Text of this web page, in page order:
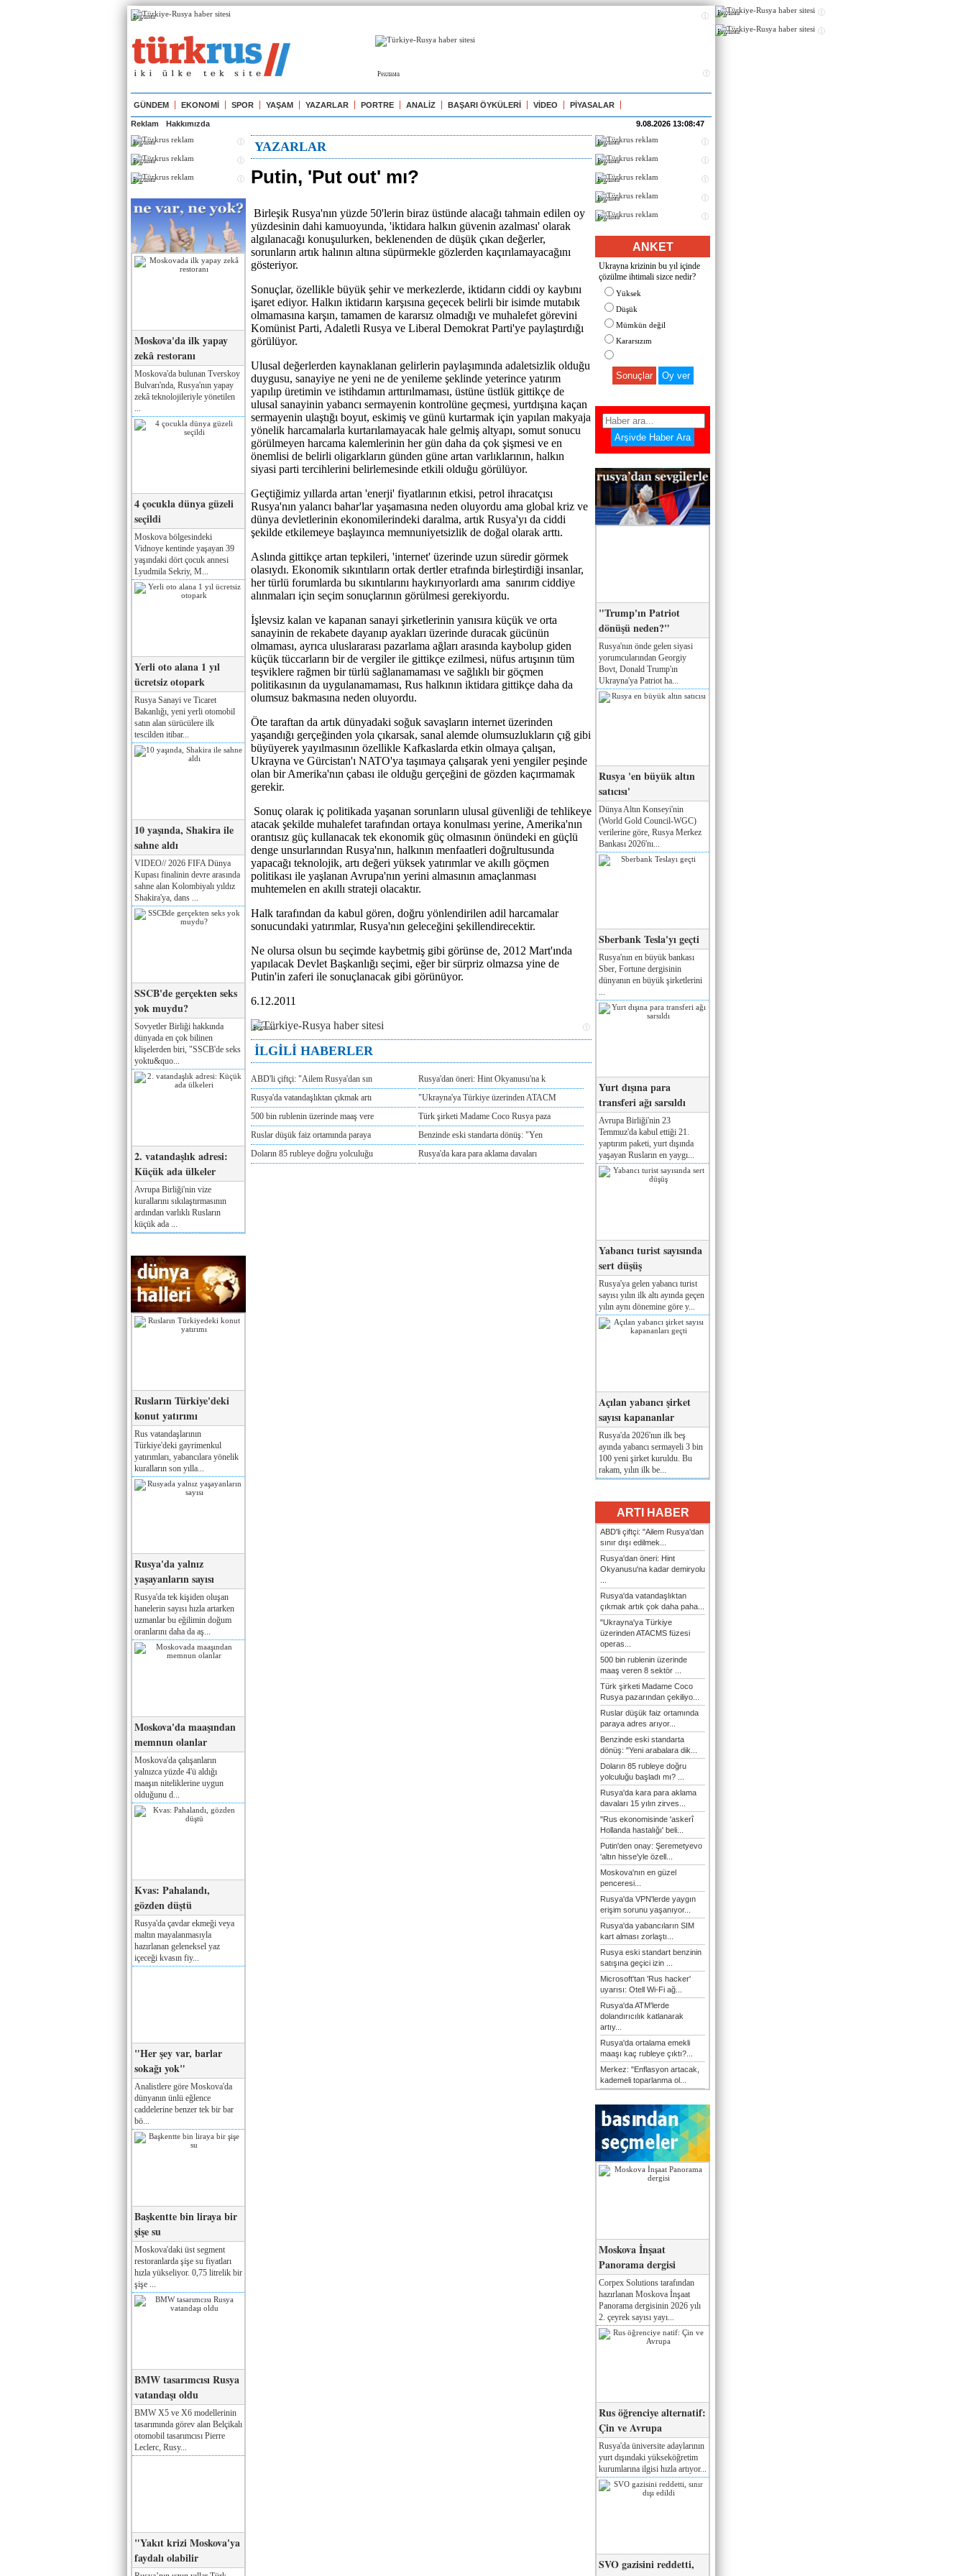
Реклама
Реклама
GÜNDEM EKONOMİ SPOR YAŞAM YAZARLAR PORTRE ANALİZ BAŞARI ÖYKÜLERİ VİDEO PİYASALAR
Reklam Hakkımızda 9.08.2026 13:08:47
Реклама
Реклама
Реклама
Moskova'da ilk yapay
zekâ restoranı
Moskova'da bulunan Tverskoy
Bulvarı'nda, Rusya'nın yapay
zekâ teknolojileriyle yönetilen
4 çocukla dünya güzeli
seçildi
Moskova bölgesindeki
Vidnoye kentinde yaşayan 39
yaşındaki dört çocuk annesi
Lyudmila Sekriy, M...
Yerli oto alana 1 yıl
ücretsiz otopark
Rusya Sanayi ve Ticaret
Bakanlığı, yeni yerli otomobil
satın alan sürücülere ilk
tescilden itibar...
10 yaşında, Shakira ile
sahne aldı
VIDEO// 2026 FIFA Dünya
Kupası finalinin devre arasında
sahne alan Kolombiyalı yıldız
Shakira'ya, dans ...
SSCB'de gerçekten seks
yok muydu?
Sovyetler Birliği hakkında
dünyada en çok bilinen
klişelerden biri, "SSCB'de seks
yoktu&quo...
2. vatandaşlık adresi:
Küçük ada ülkeler
Avrupa Birliği'nin vize
kurallarını sıkılaştırmasının
ardından varlıklı Rusların
küçük ada ...
Rusların Türkiye'deki
konut yatırımı
Rus vatandaşlarının
Türkiye'deki gayrimenkul
yatırımları, yabancılara yönelik
kuralların son yılla...
Rusya'da yalnız
yaşayanların sayısı
Rusya'da tek kişiden oluşan
hanelerin sayısı hızla artarken
uzmanlar bu eğilimin doğum
oranlarını daha da aş...
Moskova'da maaşından
memnun olanlar
Moskova'da çalışanların
yalnızca yüzde 4'ü aldığı
maaşın niteliklerine uygun
olduğunu d...
Kvas: Pahalandı,
gözden düştü
Rusya'da çavdar ekmeği veya
maltın mayalanmasıyla
hazırlanan geleneksel yaz
içeceği kvasın fiy...
"Her şey var, barlar
sokağı yok"
Analistlere göre Moskova'da
dünyanın ünlü eğlence
caddelerine benzer tek bir bar
bö...
Başkentte bin liraya bir
şişe su
Moskova'daki üst segment
restoranlarda şişe su fiyatları
hızla yükseliyor. 0,75 litrelik bir
şişe ...
BMW tasarımcısı Rusya
vatandaşı oldu
BMW X5 ve X6 modellerinin
tasarımında görev alan Belçikalı
otomobil tasarımcısı Pierre
Leclerc, Rusy...
"Yakıt krizi Moskova'ya
faydalı olabilir
YAZARLAR
Putin, 'Put out' mı?
Birleşik Rusya'nın yüzde 50'lerin biraz üstünde alacağı tahmain edilen oy
yüzdesinin dahi kamuoyunda, 'iktidara halkın güvenin azalması' olarak
algılanacağı konuşulurken, beklenenden de düşük çıkan değerler,
sorunların artık halının altına süpürmekle gözlerden kaçırılamayacağını
gösteriyor.
Sonuçlar, özellikle büyük şehir ve merkezlerde, iktidarın ciddi oy kaybını
işaret ediyor. Halkın iktidarın karşısına geçecek belirli bir isimde mutabık
olmamasına karşın, tamamen de kararsız olmadığı ve muhalefet görevini
Komünist Parti, Adaletli Rusya ve Liberal Demokrat Parti'ye paylaştırdığı
görülüyor.
Ulusal değerlerden kaynaklanan gelirlerin paylaşımında adaletsizlik olduğu
duygusu, sanayiye ne yeni ne de yenileme şeklinde yeterince yatırım
yapılıp üretimin ve istihdamın arttırılmaması, üstüne üstlük gittikçe de
ulusal sanayinin yabancı sermayenin kontrolüne geçmesi, yurtdışına kaçan
sermayenin ulaştığı boyut, eskimiş ve günü kurtarmak için yapılan makyaja
yönelik harcamalarla kurtarılamayacak hale gelmiş altyapı, somut sonucu
görülmeyen harcama kalemlerinin her gün daha da çok şişmesi ve en
önemlisi de belirli oligarkların günden güne artan varlıklarının, halkın
siyasi parti tercihlerini belirlemesinde etkili olduğu görülüyor.
Geçtiğimiz yıllarda artan 'enerji' fiyatlarının etkisi, petrol ihracatçısı
Rusya'nın yalancı bahar'lar yaşamasına neden oluyordu ama global kriz ve
dünya devletlerinin ekonomilerindeki daralma, artık Rusya'yı da ciddi
şekilde etkilemeye başlayınca memnuniyetsizlik de doğal olarak arttı.
Aslında gittikçe artan tepkileri, 'internet' üzerinde uzun süredir görmek
olasıydı. Ekonomik sıkıntıların ortak dertler etrafında birleştirdiği insanlar,
her türlü forumlarda bu sıkıntılarını haykırıyorlardı ama sanırım ciddiye
alınmaları için seçim sonuçlarının görülmesi gerekiyordu.
İşlevsiz kalan ve kapanan sanayi şirketlerinin yanısıra küçük ve orta
sanayinin de rekabete dayanıp ayakları üzerinde duracak gücünün
olmaması, ayrıca uluslararası pazarlama ağları arasında kaybolup giden
küçük tüccarların bir de vergiler ile gittikçe ezilmesi, nüfus artışının tüm
teşviklere rağmen bir türlü sağlanamaması ve sağlıklı bir göçmen
politikasının da uygulanamaması, Rus halkının iktidara gittikçe daha da
olumsuz bakmasına neden oluyordu.
Öte taraftan da artık dünyadaki soğuk savaşların internet üzerinden
yaşandığı gerçeğinden yola çıkarsak, sanal alemde olumsuzlukların çığ gibi
büyüyerek yayılmasının özellikle Kafkaslarda etkin olmaya çalışan,
Ukrayna ve Gürcistan'ı NATO'ya taşımaya çalışarak yeni yengiler peşinde
olan bir Amerika'nın çabası ile olduğu gerçeğini de gözden kaçırmamak
gerekir.
Sonuç olarak iç politikada yaşanan sorunların ulusal güvenliği de tehlikeye
atacak şekilde muhalefet tarafından ortaya konulması yerine, Amerika'nın
orantısız güç kullanacak tek ekonomik güç olmasının önündeki en güçlü
denge unsurlarından Rusya'nın, halkının menfaatleri doğrultusunda
yapacağı teknolojik, artı değeri yüksek yatırımlar ve akıllı göçmen
politikası ile yaşlanan Avrupa'nın yerini almasının amaçlanması
muhtemelen en akıllı strateji olacaktır.
Halk tarafından da kabul gören, doğru yönlendirilen adil harcamalar
sonucundaki yatırımlar, Rusya'nın geleceğini şekillendirecektir.
Ne olursa olsun bu seçimde kaybetmiş gibi görünse de, 2012 Mart'ında
yapılacak Devlet Başkanlığı seçimi, eğer bir sürpriz olmazsa yine de
Putin'in zaferi ile sonuçlanacak gibi görünüyor.
6.12.2011
Реклама
İLGİLİ HABERLER
ABD'li çiftçi: "Ailem Rusya'dan sın
Rusya'dan öneri: Hint Okyanusu'na k
Rusya'da vatandaşlıktan çıkmak artı
"Ukrayna'ya Türkiye üzerinden ATACM
500 bin rublenin üzerinde maaş vere
Türk şirketi Madame Coco Rusya paza
Ruslar düşük faiz ortamında paraya
Benzinde eski standarta dönüş: "Yen
Doların 85 rubleye doğru yolculuğu
Rusya'da kara para aklama davaları
Реклама
Реклама
Реклама
Реклама
Реклама
ANKET
Ukrayna krizinin bu yıl içinde
çözülme ihtimali sizce nedir?
Yüksek
Düşük
Mümkün değil
Kararsızım
Sonuçlar
"Trump'ın Patriot
dönüşü neden?"
Rusya'nın önde gelen siyasi
yorumcularından Georgiy
Bovt, Donald Trump'ın
Ukrayna'ya Patriot ha...
Rusya 'en büyük altın
satıcısı'
Dünya Altın Konseyi'nin
(World Gold Council-WGC)
verilerine göre, Rusya Merkez
Bankası 2026'nı...
Sberbank Tesla'yı geçti
Rusya'nın en büyük bankası
Sber, Fortune dergisinin
dünyanın en büyük şirketlerini
...
Yurt dışına para
transferi ağı sarsıldı
Avrupa Birliği'nin 23
Temmuz'da kabul ettiği 21.
yaptırım paketi, yurt dışında
yaşayan Rusların en yaygı...
Yabancı turist sayısında
sert düşüş
Rusya'ya gelen yabancı turist
sayısı yılın ilk altı ayında geçen
yılın aynı dönemine göre y...
Açılan yabancı şirket
sayısı kapananlar
Rusya'da 2026'nın ilk beş
ayında yabancı sermayeli 3 bin
100 yeni şirket kuruldu. Bu
rakam, yılın ilk be...
ARTI HABER
ABD'li çiftçi: "Ailem Rusya'dan
sınır dışı edilmek...
Rusya'dan öneri: Hint
Okyanusu'na kadar demiryolu
Rusya'da vatandaşlıktan
çıkmak artık çok daha paha...
"Ukrayna'ya Türkiye
üzerinden ATACMS füzesi
operas...
500 bin rublenin üzerinde
maaş veren 8 sektör ...
Türk şirketi Madame Coco
Rusya pazarından çekiliyo...
Ruslar düşük faiz ortamında
paraya adres arıyor...
Benzinde eski standarta
dönüş: "Yeni arabalara dik...
Doların 85 rubleye doğru
yolculuğu başladı mı? ...
Rusya'da kara para aklama
davaları 15 yılın zirves...
"Rus ekonomisinde 'askerî
Hollanda hastalığı' beli...
Putin'den onay: Şeremetyevo
'altın hisse'yle özell...
Moskova'nın en güzel
penceresi...
Rusya'da VPN'lerde yaygın
erişim sorunu yaşanıyor...
Rusya'da yabancıların SIM
kart alması zorlaştı...
Rusya eski standart benzinin
satışına geçici izin ...
Microsoft'tan 'Rus hacker'
uyarısı: Otell Wi-Fi ağ...
Rusya'da ATM'lerde
dolandırıcılık katlanarak
artıy...
Rusya'da ortalama emekli
maaşı kaç rubleye çıktı?...
Merkez: "Enflasyon artacak,
kademeli toparlanma ol...
Moskova İnşaat
Panorama dergisi
Corpex Solutions tarafından
hazırlanan Moskova İnşaat
Panorama dergisinin 2026 yılı
2. çeyrek sayısı yayı...
Rus öğrenciye alternatif:
Çin ve Avrupa
Rusya'da üniversite adaylarının
yurt dışındaki yükseköğretim
kurumlarına ilgisi hızla artıyor...
SVO gazisini reddetti,
Реклама
Реклама